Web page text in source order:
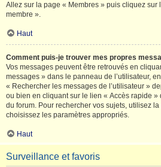
Allez sur la page « Membres » puis cliquez sur
membre ».
Haut
Comment puis-je trouver mes propres
Vos messages peuvent être retrouvés en
messages » dans le panneau de l’utilisateur,
« Rechercher les messages de l’utilisateur »
ou bien en cliquant sur le lien « Accès rapide »
du forum. Pour rechercher vos sujets, utilisez
choisissez les paramètres appropriés.
Haut
Surveillance et favoris